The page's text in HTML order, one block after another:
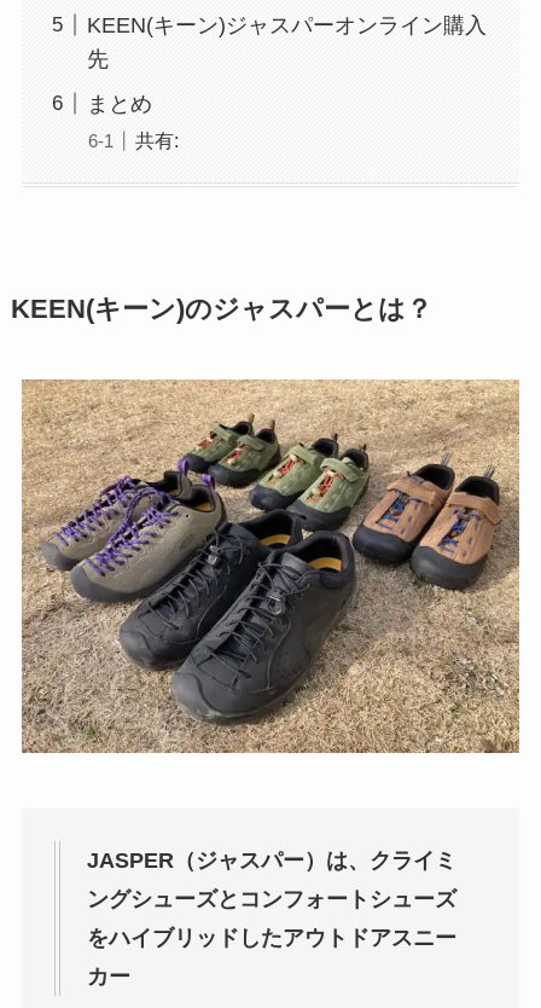
KEEN(キーン)ジャスパーオンライン購入
先
まとめ
共有:
KEEN(キーン)のジャスパーとは？
JASPER（ジャスパー）は、クライミ
ングシューズとコンフォートシューズ
をハイブリッドしたアウトドアスニー
カー